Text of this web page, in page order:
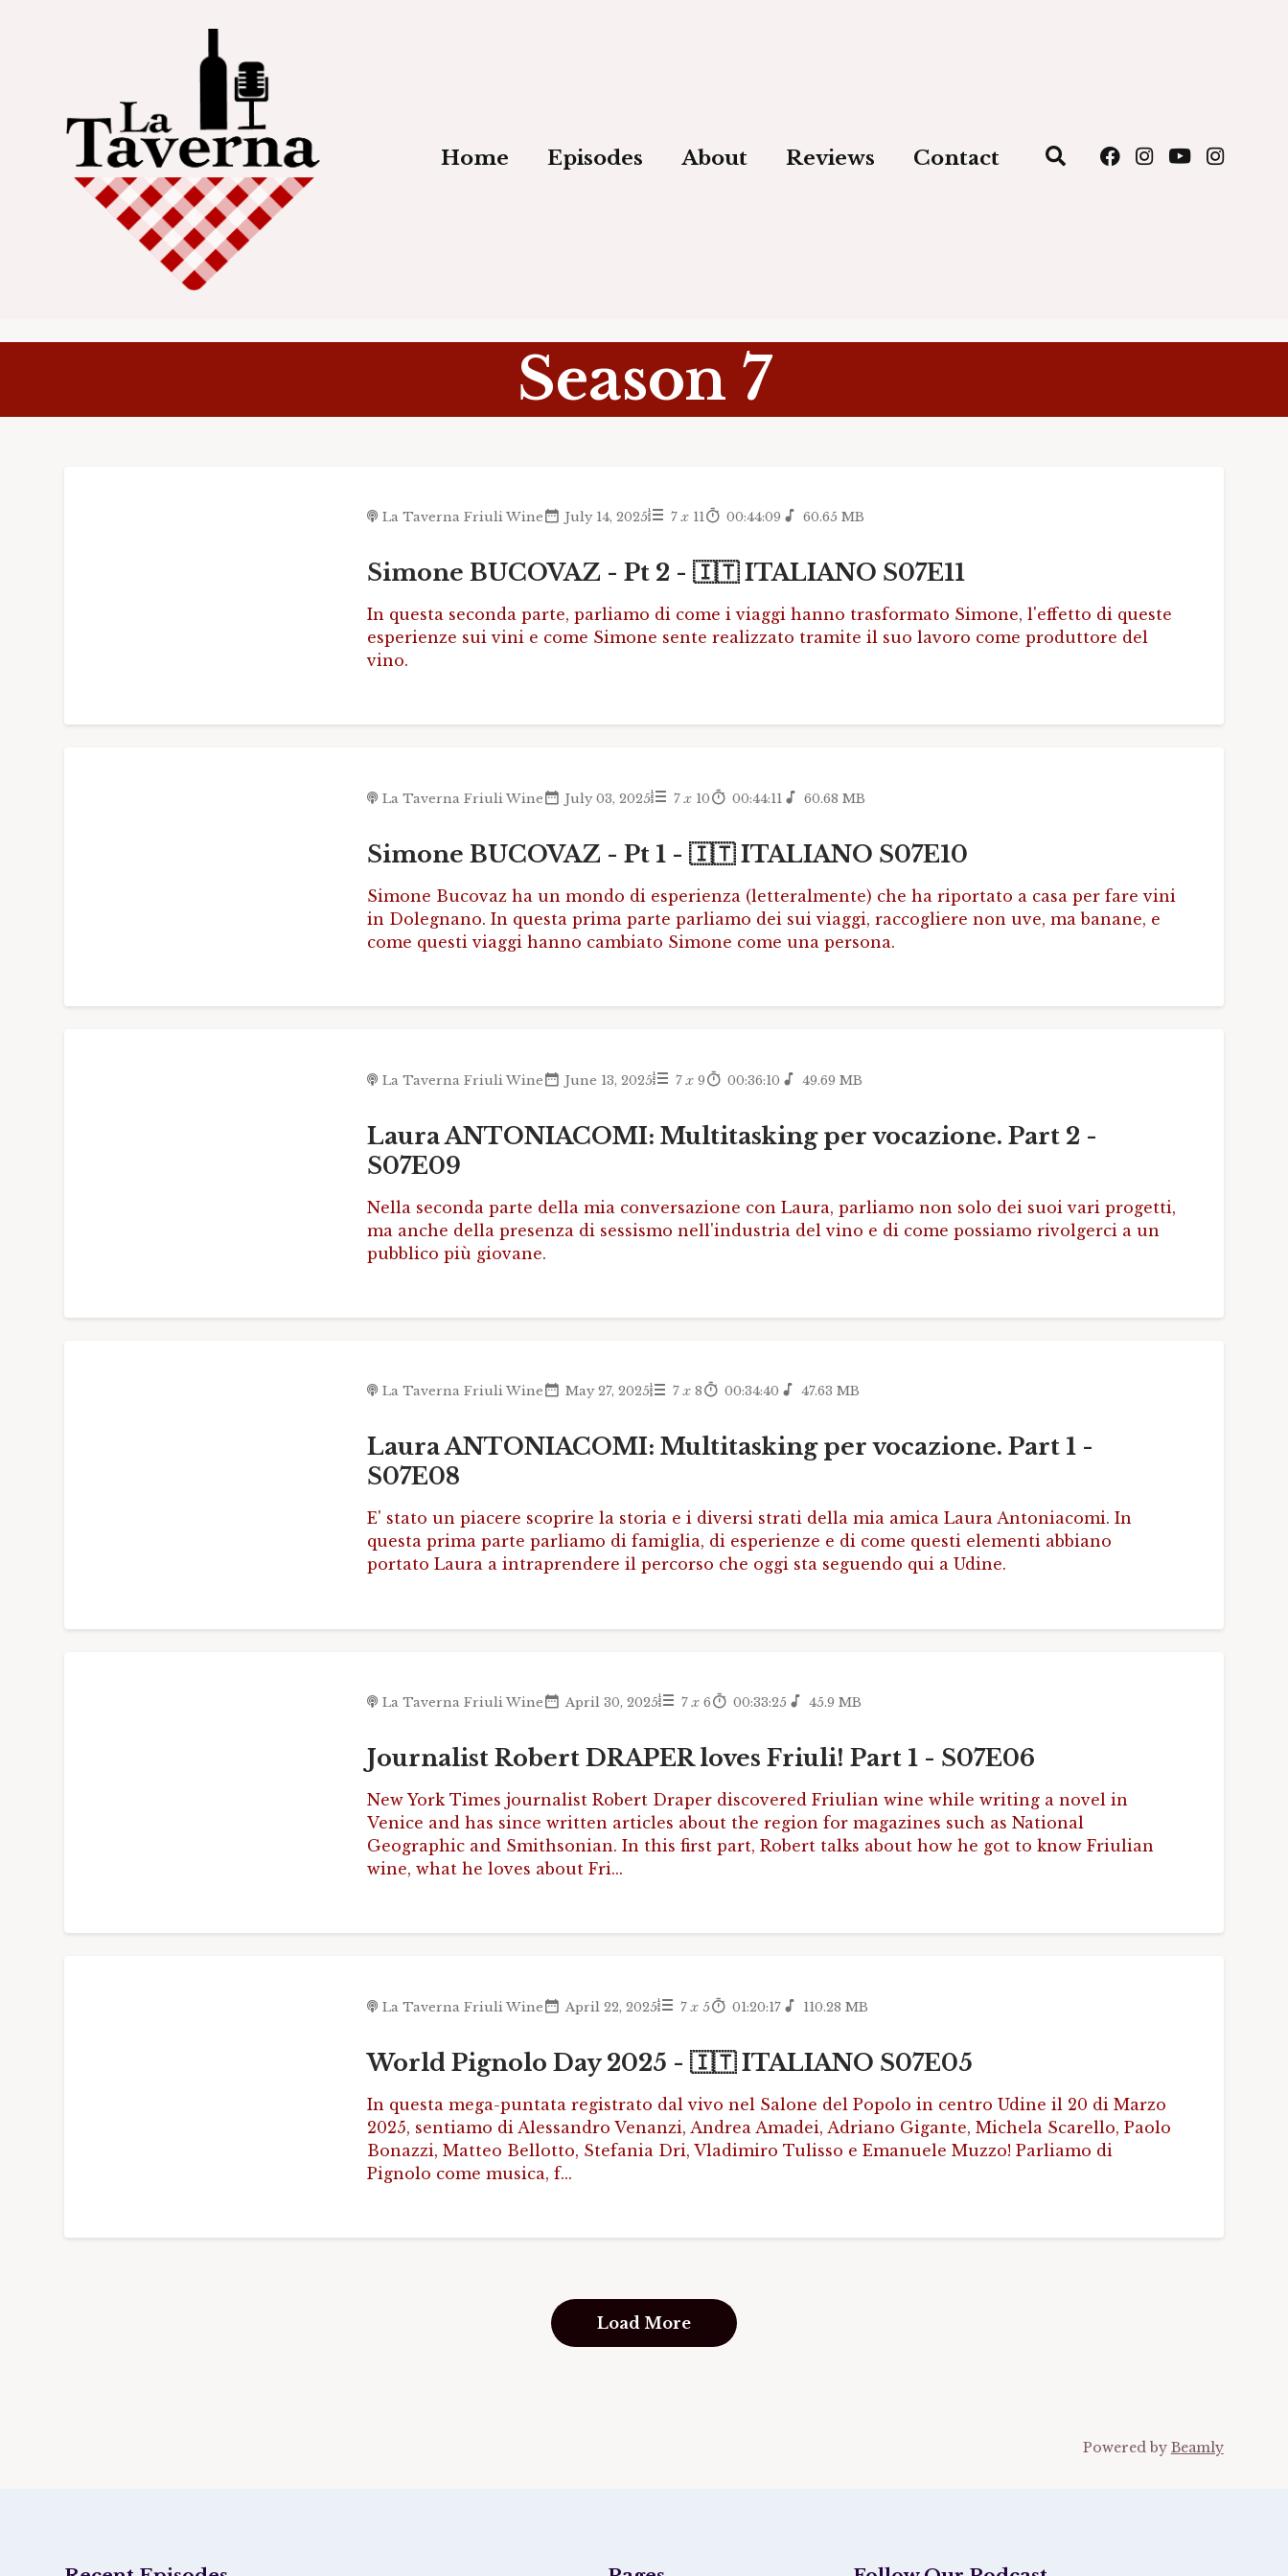
Home Episodes About Reviews Contact
Season 7
La Taverna Friuli Wine July 14, 2025 7 x 11 00:44:09 60.65 MB
Simone BUCOVAZ - Pt 2 - 🇮🇹 ITALIANO S07E11
In questa seconda parte, parliamo di come i viaggi hanno trasformato Simone, l'effetto di queste
esperienze sui vini e come Simone sente realizzato tramite il suo lavoro come produttore del
vino.
La Taverna Friuli Wine July 03, 2025 7 x 10 00:44:11 60.68 MB
Simone BUCOVAZ - Pt 1 - 🇮🇹 ITALIANO S07E10
Simone Bucovaz ha un mondo di esperienza (letteralmente) che ha riportato a casa per fare vini
in Dolegnano. In questa prima parte parliamo dei sui viaggi, raccogliere non uve, ma banane, e
come questi viaggi hanno cambiato Simone come una persona.
La Taverna Friuli Wine June 13, 2025 7 x 9 00:36:10 49.69 MB
Laura ANTONIACOMI: Multitasking per vocazione. Part 2 -
S07E09
Nella seconda parte della mia conversazione con Laura, parliamo non solo dei suoi vari progetti,
ma anche della presenza di sessismo nell'industria del vino e di come possiamo rivolgerci a un
pubblico più giovane.
La Taverna Friuli Wine May 27, 2025 7 x 8 00:34:40 47.63 MB
Laura ANTONIACOMI: Multitasking per vocazione. Part 1 -
S07E08
E' stato un piacere scoprire la storia e i diversi strati della mia amica Laura Antoniacomi. In
questa prima parte parliamo di famiglia, di esperienze e di come questi elementi abbiano
portato Laura a intraprendere il percorso che oggi sta seguendo qui a Udine.
La Taverna Friuli Wine April 30, 2025 7 x 6 00:33:25 45.9 MB
Journalist Robert DRAPER loves Friuli! Part 1 - S07E06
New York Times journalist Robert Draper discovered Friulian wine while writing a novel in
Venice and has since written articles about the region for magazines such as National
Geographic and Smithsonian. In this first part, Robert talks about how he got to know Friulian
wine, what he loves about Fri...
La Taverna Friuli Wine April 22, 2025 7 x 5 01:20:17 110.28 MB
World Pignolo Day 2025 - 🇮🇹 ITALIANO S07E05
In questa mega-puntata registrato dal vivo nel Salone del Popolo in centro Udine il 20 di Marzo
2025, sentiamo di Alessandro Venanzi, Andrea Amadei, Adriano Gigante, Michela Scarello, Paolo
Bonazzi, Matteo Bellotto, Stefania Dri, Vladimiro Tulisso e Emanuele Muzzo! Parliamo di
Pignolo come musica, f...
Load More
Powered by Beamly